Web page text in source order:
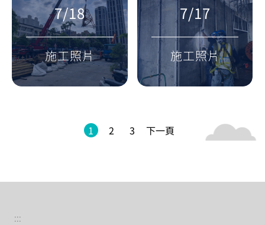
7/18
施工照片
7/17
施工照片
1 2 3 下一頁
:::